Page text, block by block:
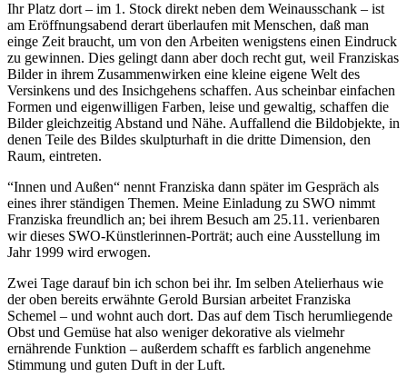
Buchbesprechungen von Harald Schwiers
Haralds Streifzüge
Hörtipps von Harald Schwiers
Kunstausflüge mit Sigrid Balke
Marc Peschke – Out of The Länd
Buchtipps von Uli Rothfuss
Hausbesuche
Frederick D. Bunsen – Kunst
Bildergeschichten von Jürgen Linde und Dietmar
Zankel
Kunsttheorie: Kunstführer und Flugschwein
Kunst geht weiter.
Ihr Platz dort – im 1. Stock direkt neben dem Weinausschank – ist
am Eröffnungsabend derart überlaufen mit Menschen, daß man
einge Zeit braucht, um von den Arbeiten wenigstens einen Eindruck
zu gewinnen. Dies gelingt dann aber doch recht gut, weil Franziskas
Bilder in ihrem Zusammenwirken eine kleine eigene Welt des
Versinkens und des Insichgehens schaffen. Aus scheinbar einfachen
Formen und eigenwilligen Farben, leise und gewaltig, schaffen die
Bilder gleichzeitig Abstand und Nähe. Auffallend die Bildobjekte, in
denen Teile des Bildes skulpturhaft in die dritte Dimension, den
Raum, eintreten.
“Innen und Außen“ nennt Franziska dann später im Gespräch als
eines ihrer ständigen Themen. Meine Einladung zu SWO nimmt
Franziska freundlich an; bei ihrem Besuch am 25.11. verienbaren
wir dieses SWO-Künstlerinnen-Porträt; auch eine Ausstellung im
Jahr 1999 wird erwogen.
Zwei Tage darauf bin ich schon bei ihr. Im selben Atelierhaus wie
der oben bereits erwähnte Gerold Bursian arbeitet Franziska
Schemel – und wohnt auch dort. Das auf dem Tisch herumliegende
Obst und Gemüse hat also weniger dekorative als vielmehr
ernährende Funktion – außerdem schafft es farblich angenehme
Stimmung und guten Duft in der Luft.